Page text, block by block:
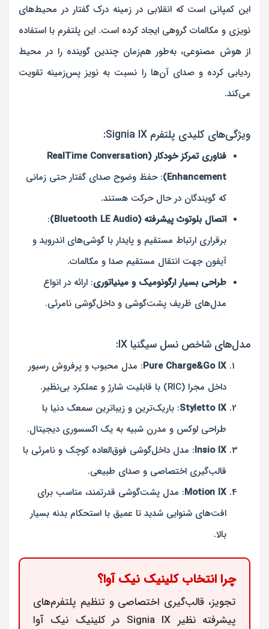
این کمپانی است که انقلابی در زمینه درک گفتار در محیط‌های
نویزی و مکالمات گروهی ایجاد کرده است. این پلتفرم با استفاده
از هوش مصنوعی، به‌طور هم‌زمان چندین گوینده را در محیط
ردیابی کرده و صدای آن‌ها را نسبت به نویز پس‌زمینه تقویت
می‌کند.
ویژگی‌های کلیدی پلتفرم Signia IX:
فناوری تمرکز خودکار (RealTime Conversation
Enhancement) : حفظ وضوح صدای گفتار حتی زمانی
که گویندگان در حال حرکت هستند.
اتصال بلوتوث پیشرفته (Bluetooth LE Audio)
:
برقراری ارتباط مستقیم و پایدار با گوشی‌های اندروید و
آیفون جهت انتقال مستقیم صدا و مکالمات.
طراحی بسیار ارگونومیک و مینیاتوری: ارائه در انواع
مدل‌های ظریف پشت‌گوشی و داخل‌گوشی نامرئی.
مدل‌های شاخص نسل سیگنیا IX:
Pure Charge&Go IX: مدل محبوب و پرفروش رسیور
داخل مجرا (RIC) با قابلیت شارژ و عملکرد بی‌نظیر.
Styletto IX: باریک‌ترین و زیباترین سمعک دنیا با
طراحی لوکس و مدرن شبیه به یک اکسسوری دیجیتال.
Insio IX: مدل داخل‌گوشی فوق‌العاده کوچک و نامرئی با
قالب‌گیری اختصاصی و صدای طبیعی.
Motion IX: مدل پشت‌گوشی قدرتمند، مناسب برای
افت‌های شنوایی شدید تا عمیق با استحکام بدنه بسیار
بالا.
چرا انتخاب کلینیک نیک آوا؟
تجویز، قالب‌گیری اختصاصی و تنظیم پلتفرم‌های
پیشرفته نظیر Signia IX در کلینیک نیک آوا